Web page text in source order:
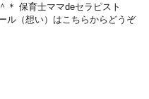
＊ 保育士ママdeセラピスト
ル（想い）はこちらからどうぞ